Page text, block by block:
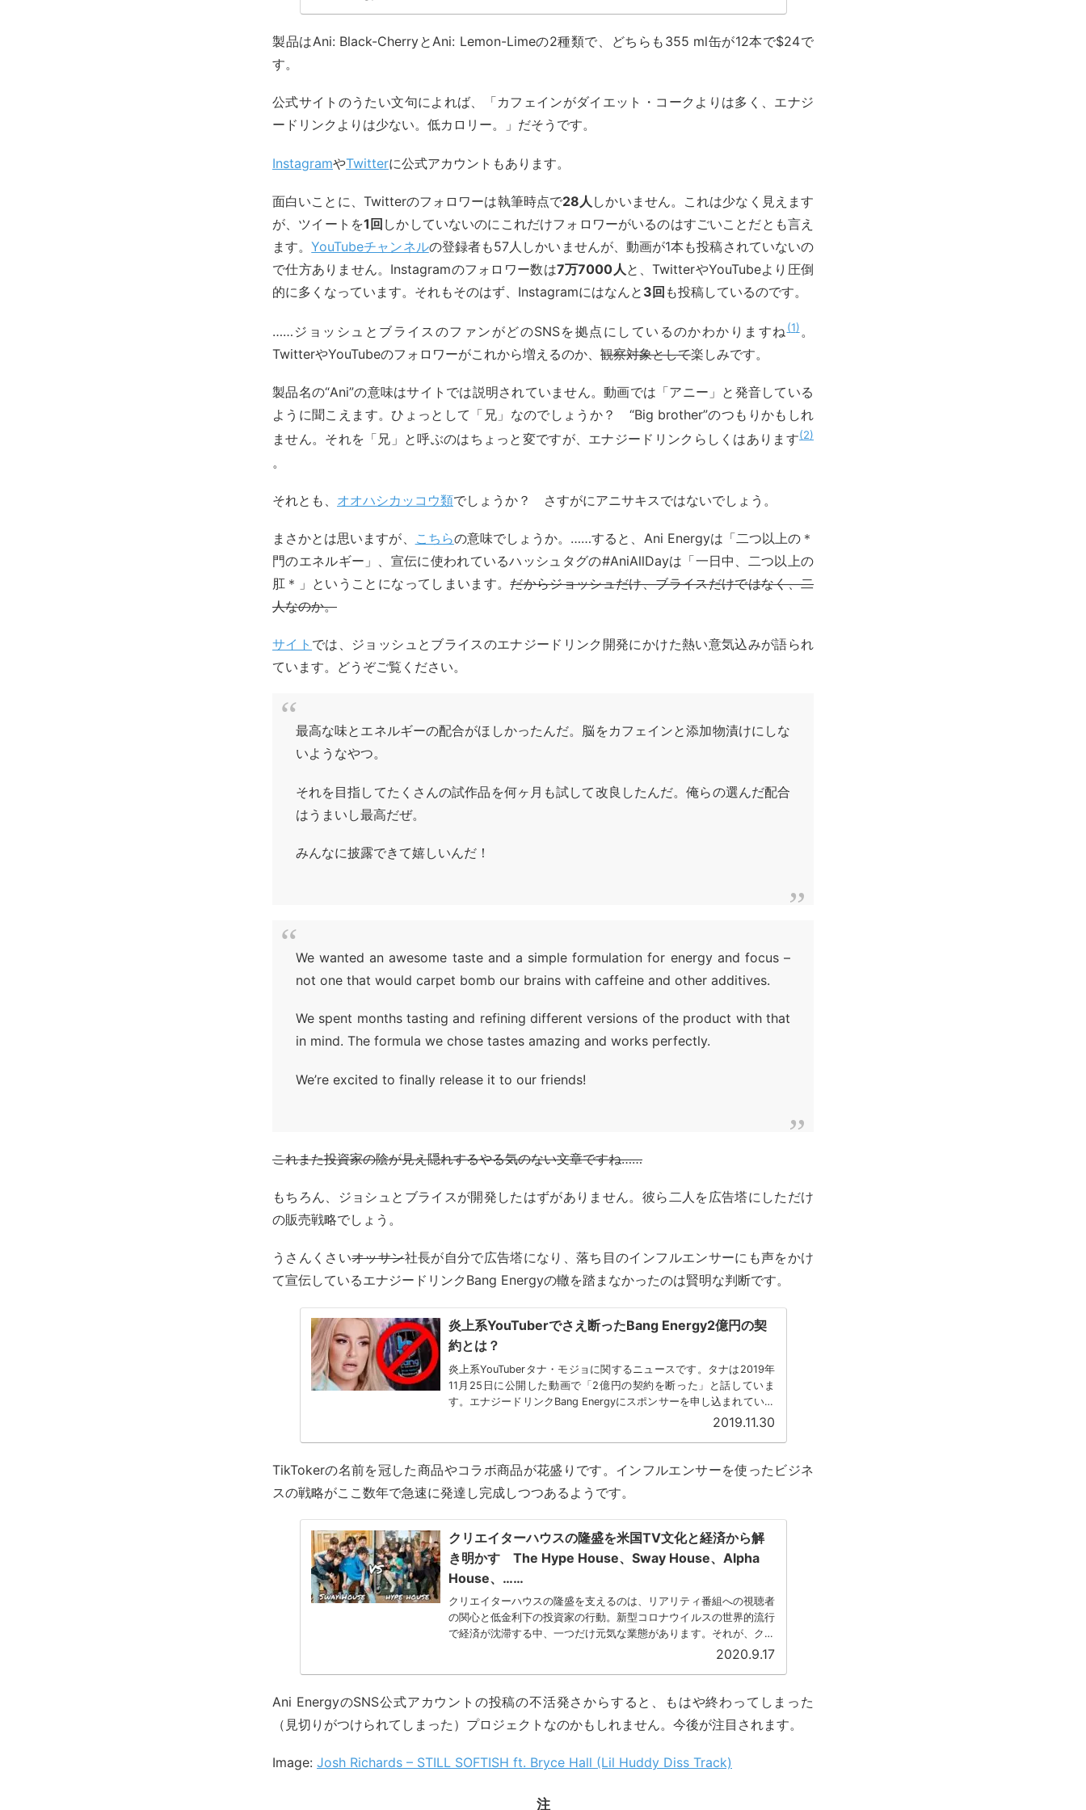
製品はAni: Black-CherryとAni: Lemon-Limeの2種類で、どちらも355 ml缶が12本で$24で
す。
公式サイトのうたい文句によれば、「カフェインがダイエット・コークよりは多く、エナジ
ードリンクよりは少ない。低カロリー。」だそうです。
InstagramやTwitterに公式アカウントもあります。
面白いことに、Twitterのフォロワーは執筆時点で28人 しかいません。これは少なく見えます
が、ツイートを1回 しかしていないのにこれだけフォロワーがいるのはすごいことだとも言え
ます。YouTubeチャンネルの登録者も57人しかいませんが、動画が1本も投稿されていないの
で仕方ありません。Instagramのフォロワー数は7万7000人 と、TwitterやYouTubeより圧倒
的に多くなっています。それもそのはず、Instagramにはなんと 3回 も投稿しているのです。
……ジョッシュとブライスのファンがどのSNSを拠点にしているのかわかりますね 1 。
TwitterやYouTubeのフォロワーがこれから増えるのか、 観察対象として楽しみです。
製品名の“Ani”の意味はサイトでは説明されていません。動画では「アニー」と発音している
ように聞こえます。ひょっとして「兄」なのでしょうか？ “Big brother”のつもりかもしれ
ません。それを「兄」と呼ぶのはちょっと変ですが、エナジードリンクらしくはあります 2
。
それとも、 オオハシカッコウ類でしょうか？ さすがにアニサキスではないでしょう。
まさかとは思いますが、 こちらの意味でしょうか。……すると、Ani Energyは「二つ以上の＊
門のエネルギー」、宣伝に使われているハッシュタグの#AniAllDayは「一日中、二つ以上の
肛＊」ということになってしまいます。だからジョッシュだけ、ブライスだけではなく、二
人なのか。
サイト では、ジョッシュとブライスのエナジードリンク開発にかけた熱い意気込みが語られ
ています。どうぞご覧ください。
最高な味とエネルギーの配合がほしかったんだ。脳をカフェインと添加物漬けにしな
いようなやつ。
それを目指してたくさんの試作品を何ヶ月も試して改良したんだ。俺らの選んだ配合
はうまいし最高だぜ。
みんなに披露できて嬉しいんだ！
We wanted an awesome taste and a simple formulation for energy and focus –
not one that would carpet bomb our brains with caffeine and other additives.
We spent months tasting and refining different versions of the product with that
in mind. The formula we chose tastes amazing and works perfectly.
We’re excited to finally release it to our friends!
これまた投資家の陰が見え隠れするやる気のない文章ですね……
もちろん、ジョシュとブライスが開発したはずがありません。彼ら二人を広告塔にしただけ
の販売戦略でしょう。
うさんくさいオッサン社長が自分で広告塔になり、落ち目のインフルエンサーにも声をかけ
て宣伝しているエナジードリンクBang Energyの轍を踏まなかったのは賢明な判断です。
炎上系YouTuberでさえ断ったBang Energy2億円の契
約とは？
炎上系YouTuberタナ・モジョに関するニュースです。タナは2019年
11月25日に公開した動画で「2億円の契約を断った」と話していま
す。エナジードリンクBang Energyにスポンサーを申し込まれていま
2019.11.30
TikTokerの名前を冠した商品やコラボ商品が花盛りです。インフルエンサーを使ったビジネ
スの戦略がここ数年で急速に発達し完成しつつあるようです。
クリエイターハウスの隆盛を米国TV文化と経済から解
き明かす The Hype House、Sway House、Alpha
House、……
クリエイターハウスの隆盛を支えるのは、リアリティ番組への視聴者
の関心と低金利下の投資家の行動。新型コロナウイルスの世界的流行
で経済が沈滞する中、一つだけ元気な業態があります。それが、クリ
エイターハウスです。本記事では、クリエイターハウスとは...2020.9.17
Ani EnergyのSNS公式アカウントの投稿の不活発さからすると、もはや終わってしまった
（見切りがつけられてしまった）プロジェクトなのかもしれません。今後が注目されます。
Image: Josh Richards – STILL SOFTISH ft. Bryce Hall (Lil Huddy Diss Track)
注